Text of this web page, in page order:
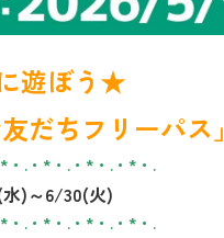
遊ぼう★
だちフリーパス」
・.・*・.・*・.・*・.
)～6/30(火)
・.・*・.・*・.・*・.